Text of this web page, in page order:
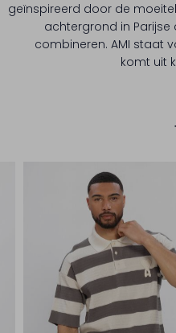
geïnspireerd door de
achtergrond in
combineren. AMI staat
komt uit